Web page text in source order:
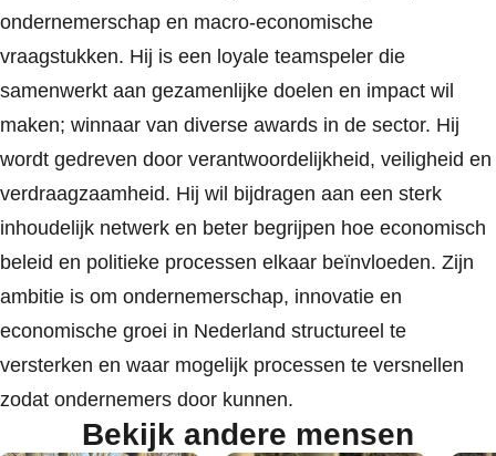
ondernemerschap en macro-economische
vraagstukken. Hij is een loyale teamspeler die
samenwerkt aan gezamenlijke doelen en impact wil
maken; winnaar van diverse awards in de sector. Hij
wordt gedreven door verantwoordelijkheid, veiligheid en
verdraagzaamheid. Hij wil bijdragen aan een sterk
inhoudelijk netwerk en beter begrijpen hoe economisch
beleid en politieke processen elkaar beïnvloeden. Zijn
ambitie is om ondernemerschap, innovatie en
economische groei in Nederland structureel te
versterken en waar mogelijk processen te versnellen
zodat ondernemers door kunnen.
Bekijk andere mensen